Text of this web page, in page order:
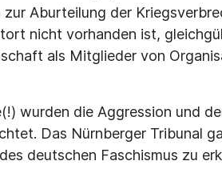
Aburteilung der
nicht vorhanden ist,
als Mitglieder von
wurden die Aggression und
Das Nürnberger Tribunal
deutschen Faschismus zu